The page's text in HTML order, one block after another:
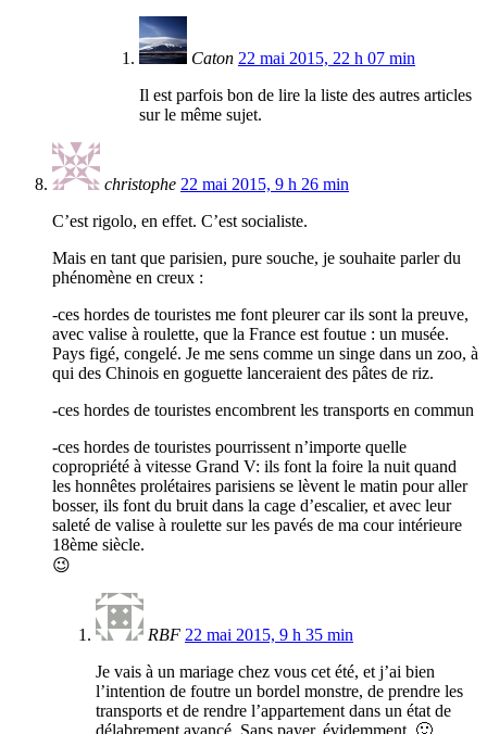
Caton 22 mai 2015, 22 h 07 min
Il est parfois bon de lire la liste des autres articles
sur le même sujet.
christophe 22 mai 2015, 9 h 26 min
C’est rigolo, en effet. C’est socialiste.
Mais en tant que parisien, pure souche, je souhaite parler du
phénomène en creux :
-ces hordes de touristes me font pleurer car ils sont la preuve,
avec valise à roulette, que la France est foutue : un musée.
Pays figé, congelé. Je me sens comme un singe dans un zoo, à
qui des Chinois en goguette lanceraient des pâtes de riz.
-ces hordes de touristes encombrent les transports en commun
-ces hordes de touristes pourrissent n’importe quelle
copropriété à vitesse Grand V: ils font la foire la nuit quand
les honnêtes prolétaires parisiens se lèvent le matin pour aller
bosser, ils font du bruit dans la cage d’escalier, et avec leur
saleté de valise à roulette sur les pavés de ma cour intérieure
18ème siècle.
😉
RBF 22 mai 2015, 9 h 35 min
Je vais à un mariage chez vous cet été, et j’ai bien
l’intention de foutre un bordel monstre, de prendre les
transports et de rendre l’appartement dans un état de